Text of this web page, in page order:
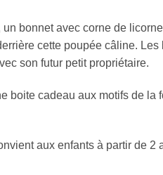
bonnet avec corne de
cette poupée câline.
son futur petit propriétaire.
boite cadeau aux motifs de
aux enfants à partir de 2